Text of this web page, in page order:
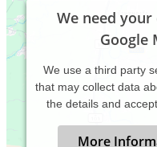
We need
Google
We use a third party
that may collect data
the details and
More